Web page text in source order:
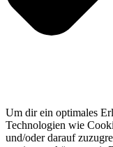
Um dir ein optimales
Technologien wie
und/oder darauf